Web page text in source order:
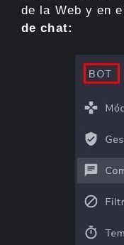
de la Web y en
de chat: